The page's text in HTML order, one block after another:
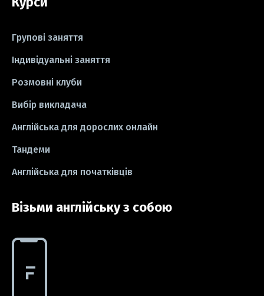
#школа #ігри
#СV #резюме
#idioms
Групові заняття
Індивідуальні заняття
Розмовні клуби
Вибір викладача
Англійська для дорослих онлайн
Тандеми
Англійська для початківців
Візьми англійську з собою